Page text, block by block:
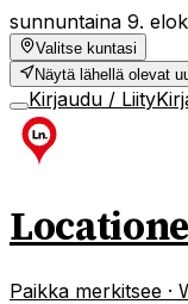
sunnuntaina 9.
Valitse kuntasi
Näytä lähellä olevat
Kirjaudu / Liity
Paikka merkitsee ·